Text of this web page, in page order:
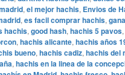
, el mejor hachis, Envios de
, es facil comprar hachis,
hachis, good hash, hachis 5 pavos,
, hachis alicante, hachis años
bueno, hachis cadiz, hachis del
, hachis en la linea de la